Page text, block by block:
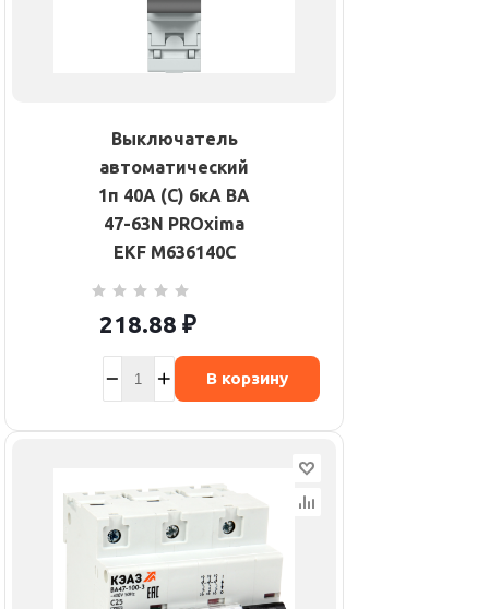
Выключатель
автоматический
1п 40А (C) 6кА ВА
47-63N PROxima
EKF M636140C
218.88 ₽
В корзину